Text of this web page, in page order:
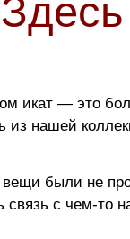
икат — это
из нашей
были не
связь с чем-то